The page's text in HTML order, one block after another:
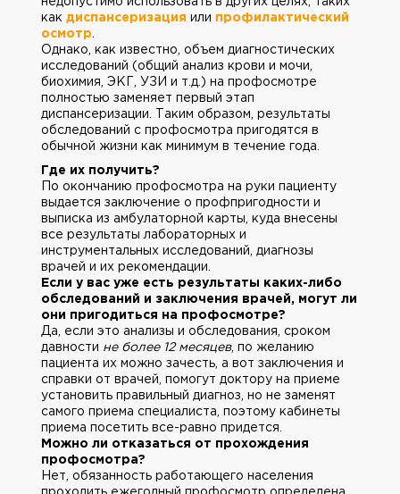
какдиспансеризация или
профилактический
осмотр
Однако, как известно, объем диагностических
исследований (общий анализ крови и мочи,
биохимия, ЭКГ, УЗИ и т.д.) на профосмотре
полностью заменяет первый этап
диспансеризации. Таким образом, результаты
обследований с профосмотра пригодятся в
обычной жизни как минимум в течение года.
Где их получить?
По окончанию профосмотра на руки пациенту
выдается заключение о профпригодности и
выписка из амбулаторной карты, куда внесены
все результаты лабораторных и
инструментальных исследований, диагнозы
врачей и их рекомендации.
Если у вас уже есть результаты каких-либо
обследований и заключения врачей, могут ли
они пригодиться на профосмотре?
Да, если это анализы и обследования, сроком
давности не более 12 месяцев, по желанию
пациента их можно зачесть, а вот заключения и
справки от врачей, помогут доктору на приеме
установить правильный диагноз, но не заменят
самого приема специалиста, поэтому кабинеты
приема посетить все-равно придется.
Можно ли отказаться от прохождения
профосмотра?
Нет, обязанность работающего населения